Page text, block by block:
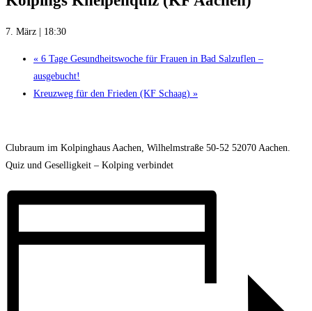
7. März | 18:30
« 6 Tage Gesundheitswoche für Frauen in Bad Salzuflen –
ausgebucht!
Kreuzweg für den Frieden (KF Schaag) »
Clubraum im Kolpinghaus Aachen, Wilhelmstraße 50-52 52070 Aachen.
Quiz und Geselligkeit – Kolping verbindet